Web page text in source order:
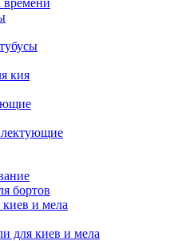
времени
кия
бортов
и мела
для киев и мела